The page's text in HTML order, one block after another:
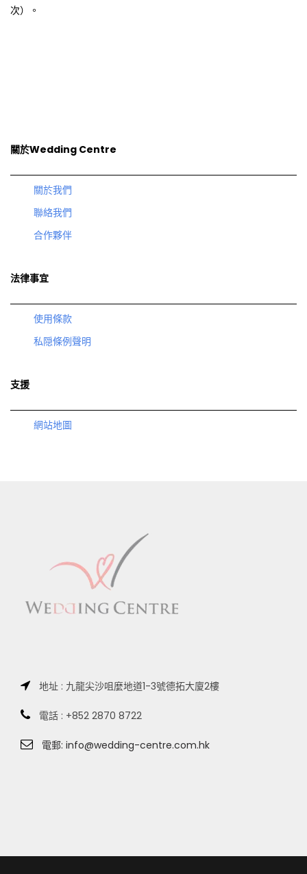
次）。
關於Wedding Centre
關於我們
聯絡我們
合作夥伴
法律事宜
使用條款
私隠條例聲明
支援
網站地圖
地址 : 九龍尖沙咀麼地道1-3號德拓大廈2樓
電話 : +852 2870 8722
電郵: info@wedding-centre.com.hk